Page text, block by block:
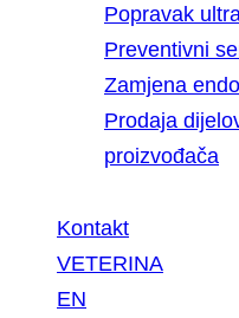
Popravak
Preventivni
Zamjena
Prodaja
proizvođača
Kontakt
VETERINA
EN